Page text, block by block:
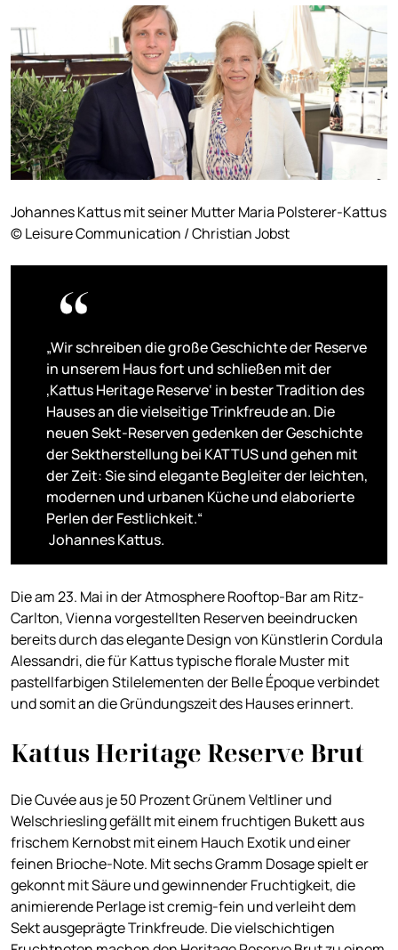
Johannes Kattus mit seiner Mutter Maria Polsterer-Kattus
© Leisure Communication / Christian Jobst
„Wir schreiben die große Geschichte der Reserve
in unserem Haus fort und schließen mit der
‚Kattus Heritage Reserve‘ in bester Tradition des
Hauses an die vielseitige Trinkfreude an. Die
neuen Sekt-Reserven gedenken der Geschichte
der Sektherstellung bei KATTUS und gehen mit
der Zeit: Sie sind elegante Begleiter der leichten,
modernen und urbanen Küche und elaborierte
Perlen der Festlichkeit.“
Johannes Kattus.
Die am 23. Mai in der Atmosphere Rooftop-Bar am Ritz-
Carlton, Vienna vorgestellten Reserven beeindrucken
bereits durch das elegante Design von Künstlerin Cordula
Alessandri, die für Kattus typische florale Muster mit
pastellfarbigen Stilelementen der Belle Époque verbindet
und somit an die Gründungszeit des Hauses erinnert.
Kattus Heritage Reserve Brut
Die Cuvée aus je 50 Prozent Grünem Veltliner und
Welschriesling gefällt mit einem fruchtigen Bukett aus
frischem Kernobst mit einem Hauch Exotik und einer
feinen Brioche-Note. Mit sechs Gramm Dosage spielt er
gekonnt mit Säure und gewinnender Fruchtigkeit, die
animierende Perlage ist cremig-fein und verleiht dem
Sekt ausgeprägte Trinkfreude. Die vielschichtigen